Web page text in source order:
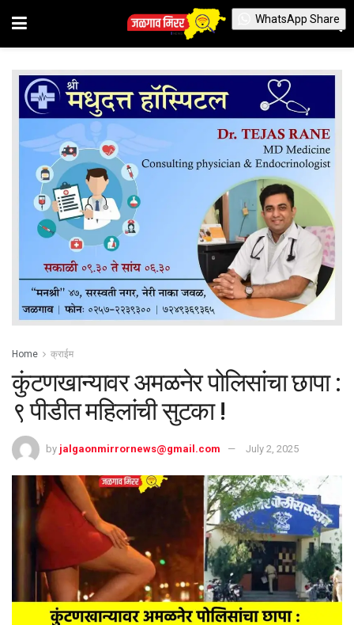
Home क्राईम
कुंटणखान्यावर अमळनेर पोलिसांचा छापा :
९ पीडीत महिलांची सुटका !
by jalgaonmirrornews@gmail.com July 2, 2025
WhatsApp Share